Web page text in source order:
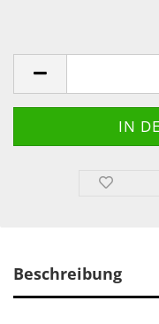
Beschreibung